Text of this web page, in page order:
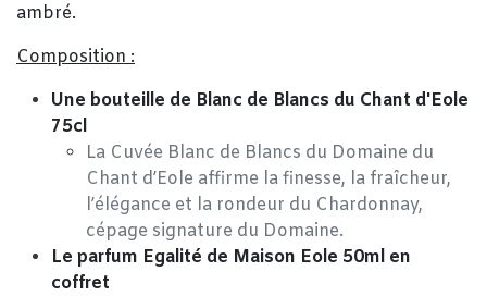
ambré.
Composition :
Une bouteille de Blanc de Blancs du Chant d'Eole
75cl
La Cuvée Blanc de Blancs du Domaine du
Chant d’Eole affirme la finesse, la fraîcheur,
l’élégance et la rondeur du Chardonnay,
cépage signature du Domaine.
Le parfum Egalité de Maison Eole 50ml en
coffret